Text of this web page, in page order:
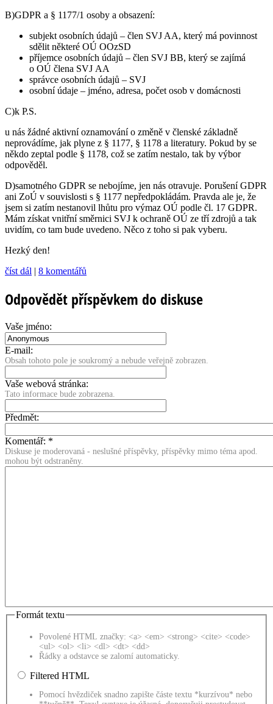
B)GDPR a § 1177/1 osoby a obsazení:
subjekt osobních údajů – člen SVJ AA, který má povinnost
sdělit některé OÚ OOzSD
příjemce osobních údajů – člen SVJ BB, který se zajímá
o OÚ člena SVJ AA
správce osobních údajů – SVJ
osobní údaje – jméno, adresa, počet osob v domácnosti
C)k P.S.
u nás žádné aktivní oznamování o změně v členské základně
neprovádíme, jak plyne z § 1177, § 1178 a literatury. Pokud by se
někdo zeptal podle § 1178, což se zatím nestalo, tak by výbor
odpověděl.
D)samotného GDPR se nebojíme, jen nás otravuje. Porušení GDPR
ani ZoÚ v souvislosti s § 1177 nepředpo­kládám. Pravda ale je, že
jsem si zatím nestanovil lhůtu pro výmaz OÚ podle čl. 17 GDPR.
Mám získat vnitřní směrnici SVJ k ochraně OÚ ze tří zdrojů a tak
uvidím, co tam bude uvedeno. Něco z toho si pak vyberu.
Hezký den!
číst dál | 8 komentářů
Odpovědět příspěvkem do diskuse
Vaše jméno:
E-mail:
Obsah tohoto pole je soukromý a nebude veřejně zobrazen.
Vaše webová stránka:
Tato informace bude zobrazena.
Předmět:
Komentář: *
Diskuse je moderovaná - neslušné příspěvky, příspěvky mimo téma apod.
mohou být odstraněny.
Formát textu
Povolené HTML značky: <a> <em> <strong> <cite> <code>
<ul> <ol> <li> <dl> <dt> <dd>
Řádky a odstavce se zalomí automaticky.
Filtered HTML
Pomocí hvězdiček snadno zapište částe textu *kurzívou* nebo